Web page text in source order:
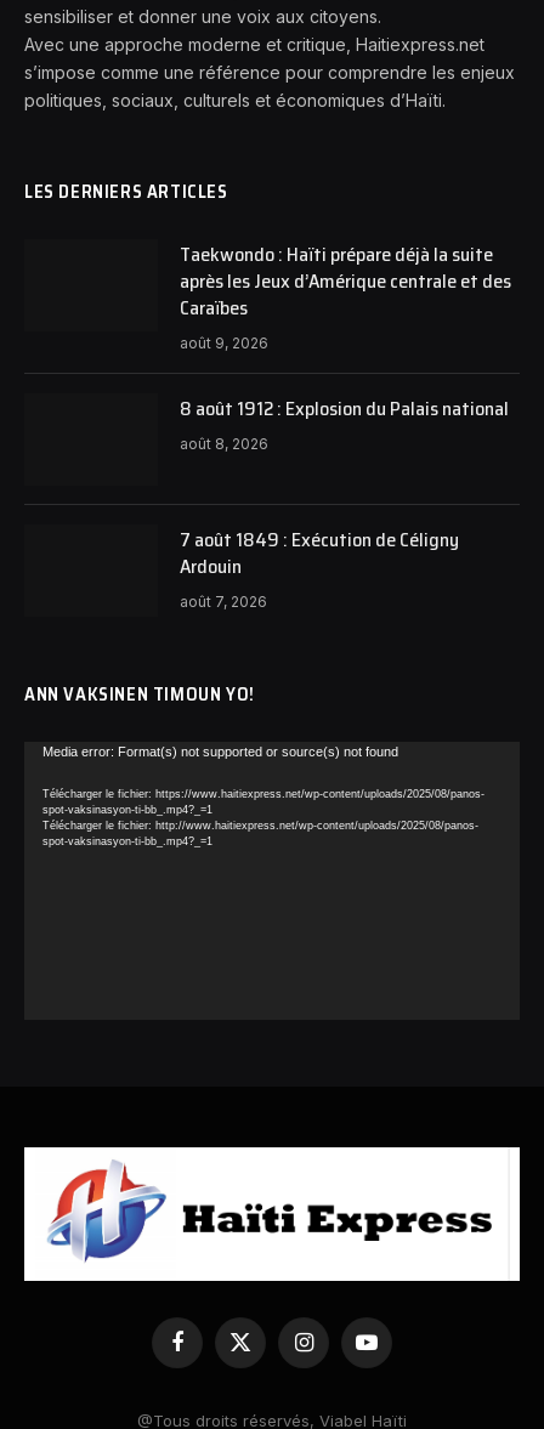
sensibiliser et donner une voix aux citoyens.
Avec une approche moderne et critique, Haitiexpress.net
s’impose comme une référence pour comprendre les enjeux
politiques, sociaux, culturels et économiques d’Haïti.
LES DERNIERS ARTICLES
Taekwondo : Haïti prépare déjà la suite
après les Jeux d’Amérique centrale et des
Caraïbes
août 9, 2026
8 août 1912 : Explosion du Palais national
août 8, 2026
7 août 1849 : Exécution de Céligny
Ardouin
août 7, 2026
ANN VAKSINEN TIMOUN YO!
Lecteur
Media error: Format(s) not supported or source(s) not found
Télécharger le fichier: https://www.haitiexpress.net/wp-content/uploads/2025/08/panos-
spot-vaksinasyon-ti-bb_.mp4?_=1
Télécharger le fichier: http://www.haitiexpress.net/wp-content/uploads/2025/08/panos-
spot-vaksinasyon-ti-bb_.mp4?_=1
Facebook
X
(Twitter)
InstagramYouTube
@Tous droits réservés, Viabel Haïti